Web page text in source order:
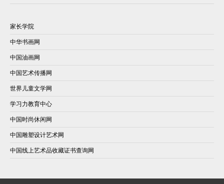
家长学院
中华书画网
中国油画网
中国艺术传播网
世界儿童文学网
学习力教育中心
中国时尚休闲网
中国雕塑设计艺术网
中国线上艺术品收藏证书查询网